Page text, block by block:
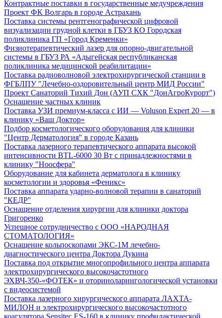
Контрактные поставки в государственные медучреждения
Проект ФК Волгарь в городе Астрахань
Поставка системы рентгенографической цифровой
визуализации грудной клетки в ГБУЗ КО Городская
поликлиника ГП «Город Кременки»
Физиотерапевтический лазер для опорно-двигательной
системы в ГБУЗ РА «Адыгейская республиканская
поликлиника медицинской реабилитации»
Поставка радиоволновой электрохирургической станции в
ФГБЛПУ "Лечебно-оздоровительный центр МИД России"
Проект Санаторий Тихий Дон (АУП СХК "ДонАгроКурорт")
Оснащение частных клиник
Поставка УЗИ премиум-класса с ИИ — Voluson Expert 20 — в
клинику «Ваш Доктор»
Подбор косметологического оборудования для клиники
"Центр Дерматология" в городе Казань
Поставка лазерного терапевтического аппарата высокой
интенсивности BTL-6000 30 Вт с принадлежностями в
клинику "Ноосфера"
Оборудование для кабинета дерматолога в клинику
косметологии и здоровья «Феникс»
Поставка аппарата ударно-волновой терапии в санаторий
"КЕДР"
Оснащение отделения хирургии для клиники доктора
Григоренко
Успешное сотрудничество с ООО «НАРОДНАЯ
СТОМАТОЛОГИЯ»
Оснащение кольпоскопами ЭКС-1М лечебно-
диагностического центра Доктора Дукина
Поставка под открытие многопрофильного центра аппарата
электрохирургического высокочастотного
ЭХВЧ-350-«ФОТЕК» и оториноларингологической установки
с видеосистемой
Поставка лазерного хирургического аппарата ЛАХТА-
МИЛОН и электрохирургического высокочастотного
коагулятора Sensitec ES-160 в клинику профилактической